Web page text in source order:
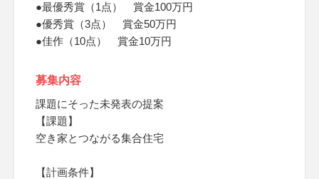
●最優秀賞（1点） 賞金100万円
●優秀賞（3点） 賞金50万円
●佳作（10点） 賞金10万円
募集内容
課題にそった未発表の提案
【課題】
空き家とつながる集合住宅
【計画条件】